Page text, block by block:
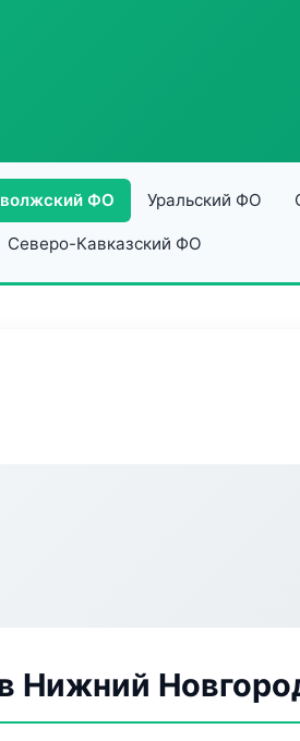
ФО Уральский ФО
Северо-Кавказский ФО
Нижний